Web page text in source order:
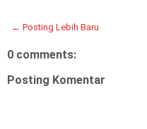
← Posting Lebih Baru
0 comments:
Posting Komentar